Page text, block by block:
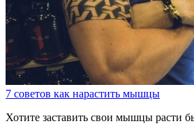
7 советов как нарастить мышцы
Хотите заставить свои мышцы расти